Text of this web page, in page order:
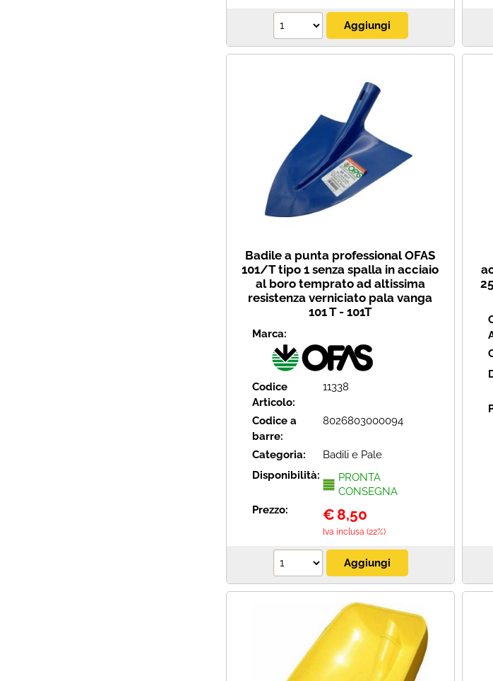
Badile a punta professional OFAS
101/T tipo 1 senza spalla in acciaio
al boro temprato ad altissima
resistenza verniciato pala vanga
101 T - 101T
Marca:
Codice
Articolo:
11338
Codice a
barre:
8026803000094
Categoria:
Badili e Pale
Disponibilità:
PRONTA
CONSEGNA
Prezzo:
€ 8,50
Iva inclusa (22%)